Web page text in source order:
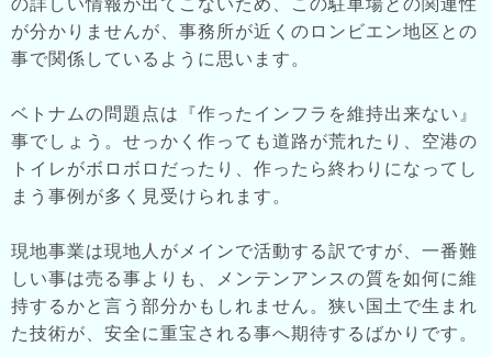
の詳しい情報が出てこないため、この駐車場との関連性
が分かりませんが、事務所が近くのロンビエン地区との
事で関係しているように思います。
ベトナムの問題点は『作ったインフラを維持出来ない』
事でしょう。せっかく作っても道路が荒れたり、空港の
トイレがボロボロだったり、作ったら終わりになってし
まう事例が多く見受けられます。
現地事業は現地人がメインで活動する訳ですが、一番難
しい事は売る事よりも、メンテンアンスの質を如何に維
持するかと言う部分かもしれません。狭い国土で生まれ
た技術が、安全に重宝される事へ期待するばかりです。